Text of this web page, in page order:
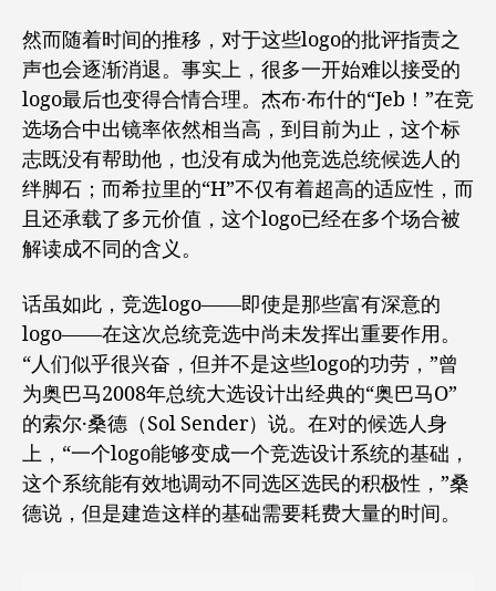
然而随着时间的推移，对于这些logo的批评指责之
声也会逐渐消退。事实上，很多一开始难以接受的
logo最后也变得合情合理。杰布·布什的“Jeb！”在竞
选场合中出镜率依然相当高，到目前为止，这个标
志既没有帮助他，也没有成为他竞选总统候选人的
绊脚石；而希拉里的“H”不仅有着超高的适应性，而
且还承载了多元价值，这个logo已经在多个场合被
解读成不同的含义。
话虽如此，竞选logo——即使是那些富有深意的
logo——在这次总统竞选中尚未发挥出重要作用。
“人们似乎很兴奋，但并不是这些logo的功劳，”曾
为奥巴马2008年总统大选设计出经典的“奥巴马O”
的索尔·桑德（Sol Sender）说。在对的候选人身
上，“一个logo能够变成一个竞选设计系统的基础，
这个系统能有效地调动不同选区选民的积极性，”桑
德说，但是建造这样的基础需要耗费大量的时间。